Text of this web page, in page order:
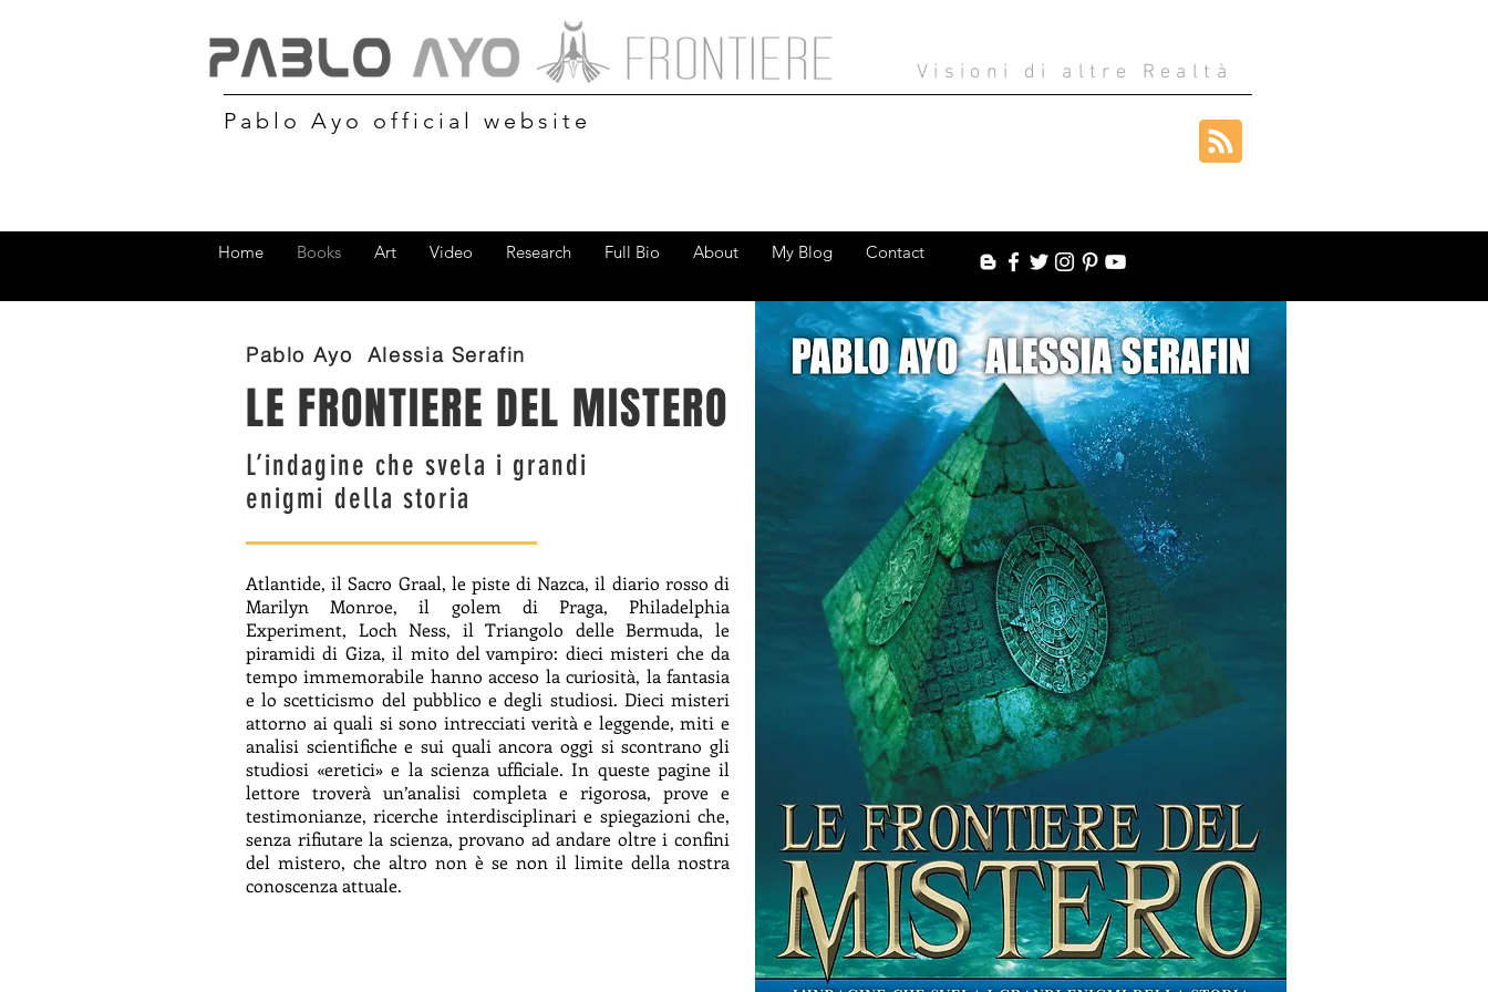
Visioni di altre Realtà
Pablo Ayo official website
Home Books Art Video Research Full Bio About My Blog Contact
Pablo Ayo Alessia Serafin
LE FRONTIERE DEL MISTERO
L’indagine che svela i grandi
enigmi della storia
Atlantide, il Sacro Graal, le piste di Nazca, il diario rosso di
Marilyn Monroe, il golem di Praga, Philadelphia
Experiment, Loch Ness, il Triangolo delle Bermuda, le
piramidi di Giza, il mito del vampiro: dieci misteri che da
tempo immemorabile hanno acceso la curiosità, la fantasia
e lo scetticismo del pubblico e degli studiosi. Dieci misteri
attorno ai quali si sono intrecciati verità e leggende, miti e
analisi scientifiche e sui quali ancora oggi si scontrano gli
studiosi «eretici» e la scienza ufficiale. In queste pagine il
lettore troverà un’analisi completa e rigorosa, prove e
testimonianze, ricerche interdisciplinari e spiegazioni che,
senza rifiutare la scienza, provano ad andare oltre i confini
del mistero, che altro non è se non il limite della nostra
conoscenza attuale.